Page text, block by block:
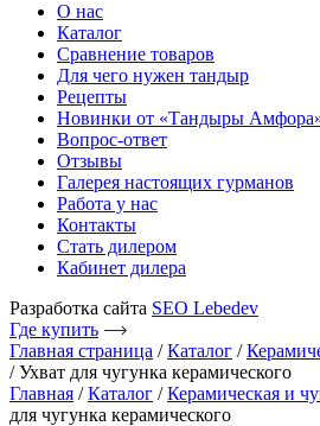
О нас
Каталог
Сравнение товаров
Для чего нужен тандыр
Рецепты
Новинки от «Тандыры
Вопрос-ответ
Отзывы
Галерея настоящих гурманов
Работа у нас
Контакты
Стать дилером
Кабинет дилера
Разработка сайта SEO Lebedev
Где купить
Главная страница /Каталог /
/Ухват для чугунка керамического
Главная /Каталог /Керамическая и
для чугунка керамического